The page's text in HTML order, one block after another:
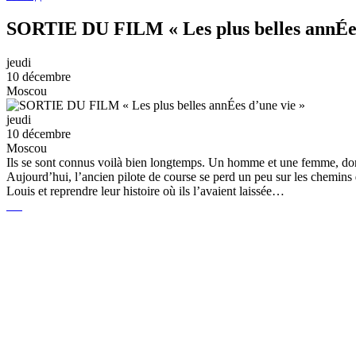
SORTIE DU FILM « Les plus belles
jeudi
10 décembre
Moscou
jeudi
10 décembre
Moscou
Ils se sont connus voilà bien longtemps. Un homme et une femme,
Aujourd’hui, l’ancien pilote de course se perd un peu sur les
Louis et reprendre leur histoire où ils l’avaient laissée…